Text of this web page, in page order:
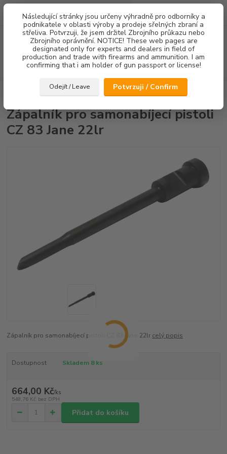
Následující stránky jsou určeny výhradně pro odborníky a
podnikatele v oblasti výroby a prodeje sřelných zbraní a
střeliva. Potvrzuji, že jsem držitel Zbrojního průkazu nebo
Zbrojního oprávnění. NOTICE! These web pages are
designated only for experts and dealers in field of
production and trade with firearms and ammunition. I am
confirming that i am holder of gun passport or license!
Odejít / Leave Potvrzuji / Confirm
Menu
Hledat
za0,00 Kč
Zápalník pro samonabíjecí pistoli CZ 83 Jane 22lr
Zápalník pro samonabíjecí pistoli
CZ 83 Jane 22lr
Zápalník pro samonabíjecí pistoli CZ 83 Jane 22lr celý popis
Dostupnost Skladem 8 ks
664,00 Kč/ks
548,76 Kč bez DPH
Přidat do košíku